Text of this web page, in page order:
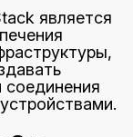
является